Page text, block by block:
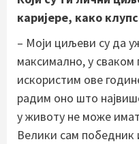
каријере, како
– Моји циљеви су да
максимално, у
искористим ове
радим оно што
у животу не може
Велики сам